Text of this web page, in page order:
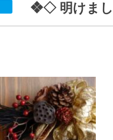
❖◇ 明けま